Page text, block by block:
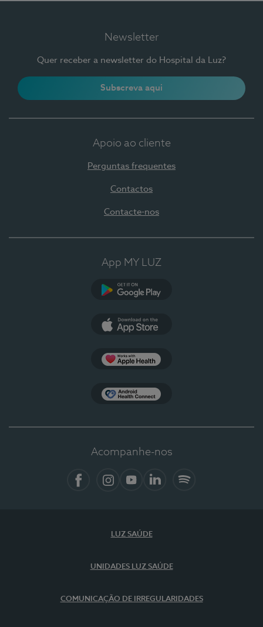
Newsletter
Quer receber a newsletter do Hospital da Luz?
Subscreva aqui
Apoio ao cliente
Perguntas frequentes
Contactos
Contacte-nos
App MY LUZ
Acompanhe-nos
LUZ SAÚDE
UNIDADES LUZ SAÚDE
COMUNICAÇÃO DE IRREGULARIDADES